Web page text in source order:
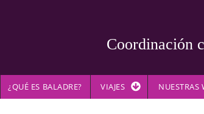
Coordinación
¿QUÉ ES BALADRE? VIAJES NUESTRAS